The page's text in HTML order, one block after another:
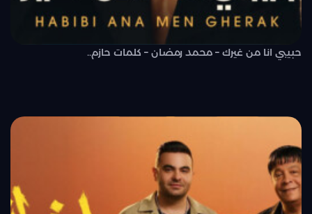
حبيبي انا من غيرك – محمد رمضان – كلمات حازم..